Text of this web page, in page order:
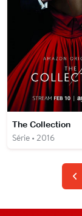
The Collection
Série • 2016